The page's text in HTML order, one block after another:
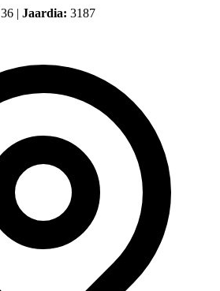
36 | Jaardia: 3187